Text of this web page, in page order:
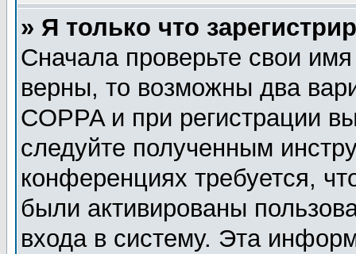
» Я только что
Сначала проверьте свои
верны, то возможны два
COPPA и при регистрации
следуйте полученным
конференциях требуется,
были активированы
входа в систему. Эта